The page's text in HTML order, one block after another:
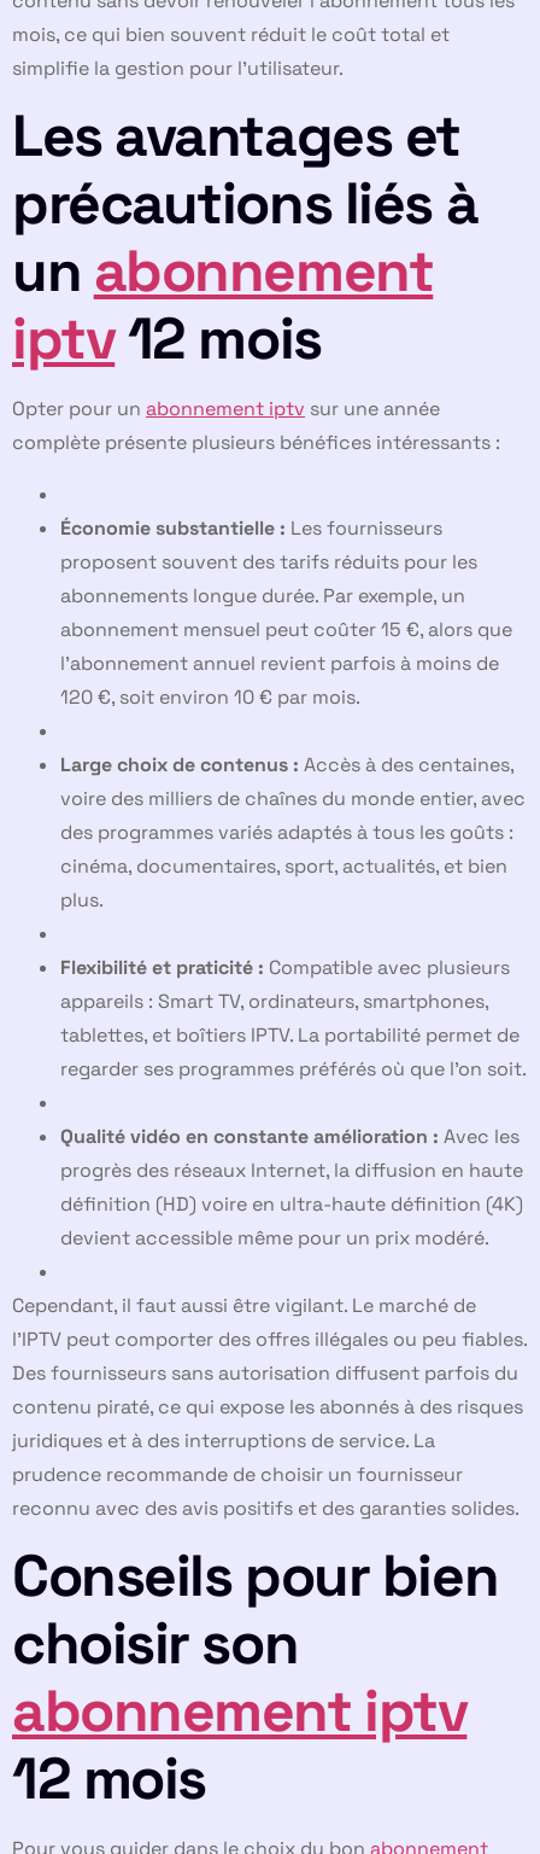
mois, ce qui bien souvent réduit le coût total et
simplifie la gestion pour l’utilisateur.
Les avantages et
précautions liés à
un abonnement
iptv12 mois
Opter pour un abonnement iptv sur une année
complète présente plusieurs bénéfices intéressants :
Économie substantielle : Les fournisseurs
proposent souvent des tarifs réduits pour les
abonnements longue durée. Par exemple, un
abonnement mensuel peut coûter 15 €, alors que
l’abonnement annuel revient parfois à moins de
120 €, soit environ 10 € par mois.
Large choix de contenus : Accès à des centaines,
voire des milliers de chaînes du monde entier, avec
des programmes variés adaptés à tous les goûts :
cinéma, documentaires, sport, actualités, et bien
plus.
Flexibilité et praticité : Compatible avec plusieurs
appareils : Smart TV, ordinateurs, smartphones,
tablettes, et boîtiers IPTV. La portabilité permet de
regarder ses programmes préférés où que l’on soit.
Qualité vidéo en constante amélioration : Avec les
progrès des réseaux Internet, la diffusion en haute
définition (HD) voire en ultra-haute définition (4K)
devient accessible même pour un prix modéré.
Cependant, il faut aussi être vigilant. Le marché de
l’IPTV peut comporter des offres illégales ou peu fiables.
Des fournisseurs sans autorisation diffusent parfois du
contenu piraté, ce qui expose les abonnés à des risques
juridiques et à des interruptions de service. La
prudence recommande de choisir un fournisseur
reconnu avec des avis positifs et des garanties solides.
Conseils pour bien
choisir son
abonnement iptv
12 mois
Pour vous guider dans le choix du bon abonnement